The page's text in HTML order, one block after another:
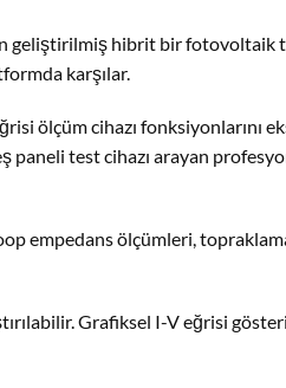
geliştirilmiş hibrit bir fotovoltaik
karşılar.
ölçüm cihazı fonksiyonlarını
paneli test cihazı arayan
empedans ölçümleri,
Grafiksel I-V eğrisi